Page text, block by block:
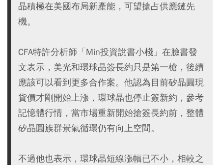
晶積極在美國布局新產能，可望搶占供應鏈先
機。
CFA特許分析師「Min投資說書小棧」在臉書發
文表示，美光和環球晶簽長約只是第一槍，後續
應該可以看到更多合作案。他認為目前矽晶圓現
貨價才剛開始上漲，環球晶也停止簽新約，參考
記憶體行情，當市場重新開始搶簽長約前，整體
矽晶圓族群景氣循環仍有向上空間。
不過他也表示，環球晶短線漲幅已不小，相較之